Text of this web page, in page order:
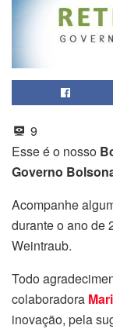
9
Esse é o nosso
Governo
Acompanhe
durante o ano de
Weintraub.
Todo
colaboradora
inovação, pela